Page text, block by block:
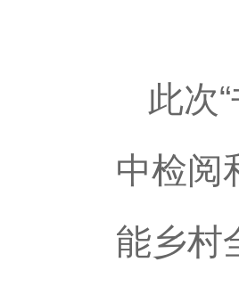
此次
中检阅
能乡村